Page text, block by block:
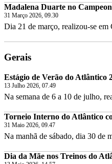
Madalena Duarte no
31 Março 2026, 09.30
Dia 21 de março, realizou-se
Gerais
Estágio de Verão do Atlântico
13 Julho 2026, 07.49
Na semana de 6 a 10 de julho,
Torneio Interno do Atlântico
31 Maio 2026, 09.47
Na manhã de sábado, dia 30 de
Dia da Mãe nos Treinos do